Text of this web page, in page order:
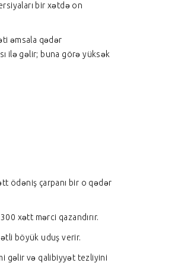
bir xətdə on
əmsala qədər
ilə gəlir; buna görə yüksək
ödəniş çarpanı bir o qədər
xətt mərci qazandırır.
böyük uduş verir.
gəlir və qalibiyyət tezliyini